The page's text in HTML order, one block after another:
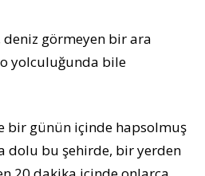
deniz görmeyen bir ara
yolculuğunda bile
bir günün içinde hapsolmuş
dolu bu şehirde, bir yerden